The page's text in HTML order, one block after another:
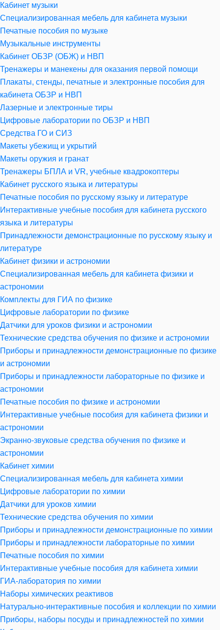
Кабинет музыки
Специализированная мебель для кабинета музыки
Печатные пособия по музыке
Музыкальные инструменты
Кабинет ОБЗР (ОБЖ) и НВП
Тренажеры и манекены для оказания первой помощи
Плакаты, стенды, печатные и электронные пособия для
кабинета ОБЗР и НВП
Лазерные и электронные тиры
Цифровые лаборатории по ОБЗР и НВП
Средства ГО и СИЗ
Макеты убежищ и укрытий
Макеты оружия и гранат
Тренажеры БПЛА и VR, учебные квадрокоптеры
Кабинет русского языка и литературы
Печатные пособия по русскому языку и литературе
Интерактивные учебные пособия для кабинета русского
языка и литературы
Принадлежности демонстрационные по русскому языку и
литературе
Кабинет физики и астрономии
Специализированная мебель для кабинета физики и
астрономии
Комплекты для ГИА по физике
Цифровые лаборатории по физике
Датчики для уроков физики и астрономии
Технические средства обучения по физике и астрономии
Приборы и принадлежности демонстрационные по физике
и астрономии
Приборы и принадлежности лабораторные по физике и
астрономии
Печатные пособия по физике и астрономии
Интерактивные учебные пособия для кабинета физики и
астрономии
Экранно-звуковые средства обучения по физике и
астрономии
Кабинет химии
Специализированная мебель для кабинета химии
Цифровые лаборатории по химии
Датчики для уроков химии
Технические средства обучения по химии
Приборы и принадлежности демонстрационные по химии
Приборы и принадлежности лабораторные по химии
Печатные пособия по химии
Интерактивные учебные пособия для кабинета химии
ГИА-лаборатория по химии
Наборы химических реактивов
Натурально-интерактивные пособия и коллекции по химии
Приборы, наборы посуды и принадлежностей по химии